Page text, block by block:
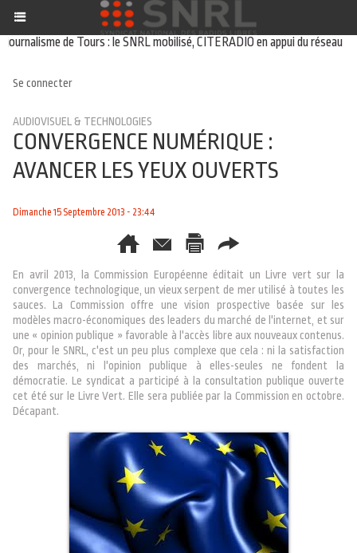
de Tours : le SNRL mobilisé, CITERADIO en appui du réseau 01/
Se connecter
AUDIOVISUEL & TECHNOLOGIES
CONVERGENCE NUMÉRIQUE :
AVANCER LES YEUX OUVERTS
Dimanche 15 Septembre 2013 - 23:44
En avril 2013, la Commission Européenne éditait un Livre vert sur la
convergence technologique, un vieux serpent de mer utilisé à toutes les
sauces. La Commission offre une vision prospective basée sur les
modèles macro-économiques des leaders du marché de l'internet, et sur
une « opinion publique » favorable à l'accès libre aux nouveaux contenus.
Or, pour le SNRL, c'est un peu plus complexe que cela : ni la satisfaction
des marchés, ni l'opinion publique à elles-seules ne fondent la
démocratie. Le syndicat a participé à la consultation publique ouverte
cet été sur le Livre Vert. Elle sera publiée par la Commission en octobre.
Décapant.